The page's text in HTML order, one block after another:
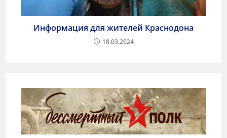
Информация для жителей Краснодона
18.03.2024